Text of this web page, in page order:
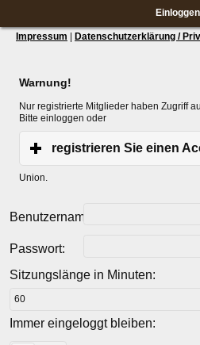
Einloggen
Impressum Datenschutzerklärung /
Warnung!
Nur registrierte Mitglieder haben Zugriff
Bitte einloggen oder
registrieren Sie einen
Union.
Benutzername:
Passwort:
Sitzungslänge in Minuten:
Immer eingeloggt bleiben: